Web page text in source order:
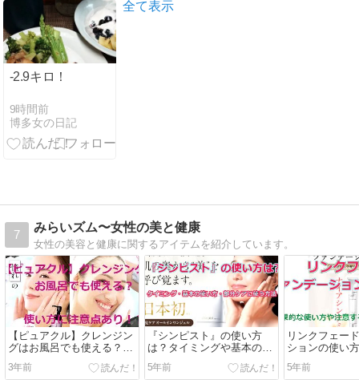
-2.9キロ！
9時間前
博多女の日記
全て表示
7
みらいズム〜女性の美と健康
女性の美容と健康に関するアイテムを紹介しています。
【ピュアクル】クレンジン
グはお風呂でも使える？使
い方に注意点あり！？
3年前
『シンピスト』の使い方
は？タイミングや基本の使
い方・口元や目元など部分
ケアに効果的に使う方法！
5年前
リンクフェー
ションの使い
な使い方や注
ントを解説！
5年前